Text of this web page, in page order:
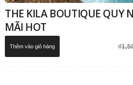
THE KILA BOUTIQUE QUY
MÃI HOT
₫
Thêm vào giỏ hàng